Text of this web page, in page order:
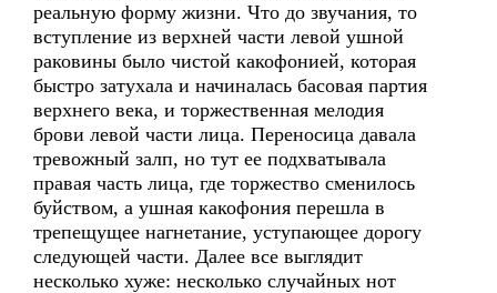
реальную форму жизни. Что до звучания, то
вступление из верхней части левой ушной
раковины было чистой какофонией, которая
быстро затухала и начиналась басовая партия
верхнего века, и торжественная мелодия
брови левой части лица. Переносица давала
тревожный залп, но тут ее подхватывала
правая часть лица, где торжество сменилось
буйством, а ушная какофония перешла в
трепещущее нагнетание, уступающее дорогу
следующей части. Далее все выглядит
несколько хуже: несколько случайных нот